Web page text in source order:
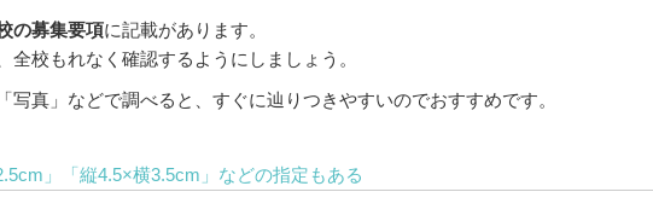
の募集要項に記載があります。
全校もれなく確認するようにしましょう。
写真」などで調べると、すぐに辿りつきやすいのでおすすめです。
」「縦4.5×横3.5cm」などの指定もある